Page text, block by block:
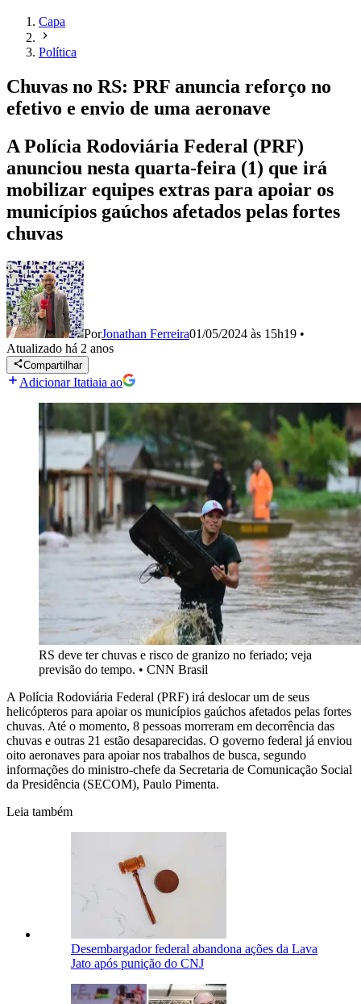
Capa
Política
Chuvas no RS: PRF anuncia reforço no
efetivo e envio de uma aeronave
A Polícia Rodoviária Federal (PRF)
anunciou nesta quarta-feira (1) que irá
mobilizar equipes extras para apoiar os
municípios gaúchos afetados pelas fortes
chuvas
PorJonathan Ferreira01/05/2024 às 15h19 •
Atualizado há 2 anos
Compartilhar
Adicionar Itatiaia ao
RS deve ter chuvas e risco de granizo no feriado; veja
previsão do tempo. • CNN Brasil
A Polícia Rodoviária Federal (PRF) irá deslocar um de seus
helicópteros para apoiar os municípios gaúchos afetados pelas fortes
chuvas. Até o momento, 8 pessoas morreram em decorrência das
chuvas e outras 21 estão desaparecidas. O governo federal já enviou
oito aeronaves para apoiar nos trabalhos de busca, segundo
informações do ministro-chefe da Secretaria de Comunicação Social
da Presidência (SECOM), Paulo Pimenta.
Leia também
Desembargador federal abandona ações da Lava
Jato após punição do CNJ